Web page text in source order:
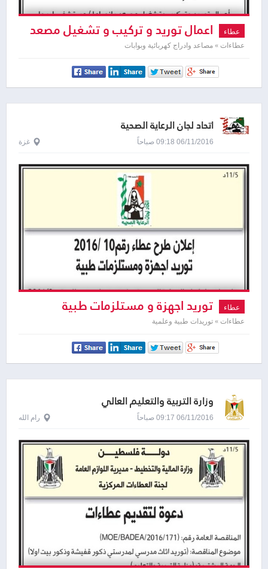
عطاء اعمال توريد و تركيب و تشغيل مصعد
بانوراما
عطاءات » مصاعد وادراج كهربائية وبوابات
اتحاد لجان الرعاية الصحية
06/11/2016 09:18 صباحاً غزة
عطاء توريد اجهزة و مستلزمات طبية
عطاءات » توريدات طبية وعلمية
وزارة التربية والتعليم العالي
06/11/2016 09:17 صباحاً رام الله